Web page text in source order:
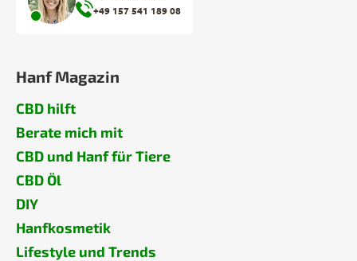
+49 157 541 189 08
Hanf Magazin
CBD hilft
Berate mich mit
CBD und Hanf für Tiere
CBD Öl
DIY
Hanfkosmetik
Lifestyle und Trends